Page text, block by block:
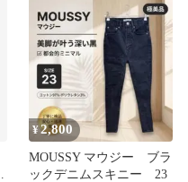
¥2,800
MOUSSY マウジー ブラ
ックデニムスキニー 23